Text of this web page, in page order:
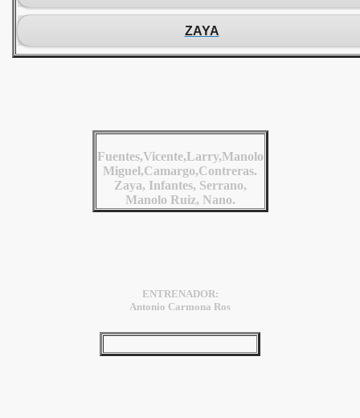
ZAYA
Fuentes,Vicente,Larry,Manolo
Miguel,Camargo,Contreras.
Zaya, Infantes, Serrano,
Manolo Ruiz, Nano.
ENTRENADOR:
Antonio Carmona Ros